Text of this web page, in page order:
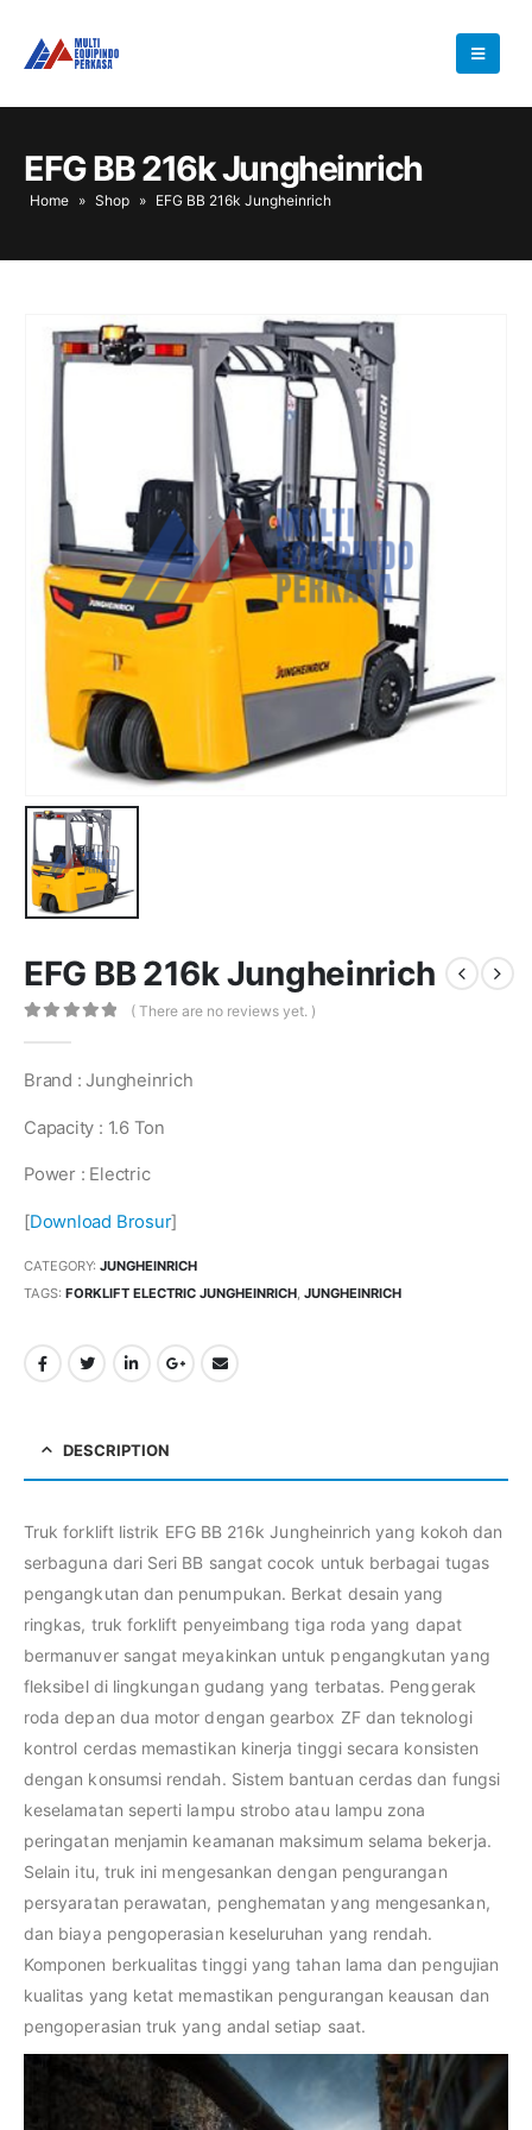
EFG BB 216k Jungheinrich
Home » Shop » EFG BB 216k Jungheinrich
EFG BB 216k Jungheinrich
( There are no reviews yet. )
Brand : Jungheinrich
Capacity : 1.6 Ton
Power : Electric
[Download Brosur]
CATEGORY: JUNGHEINRICH
TAGS: FORKLIFT ELECTRIC JUNGHEINRICH, JUNGHEINRICH
DESCRIPTION
Truk forklift listrik EFG BB 216k Jungheinrich yang kokoh dan
serbaguna dari Seri BB sangat cocok untuk berbagai tugas
pengangkutan dan penumpukan. Berkat desain yang
ringkas, truk forklift penyeimbang tiga roda yang dapat
bermanuver sangat meyakinkan untuk pengangkutan yang
fleksibel di lingkungan gudang yang terbatas. Penggerak
roda depan dua motor dengan gearbox ZF dan teknologi
kontrol cerdas memastikan kinerja tinggi secara konsisten
dengan konsumsi rendah. Sistem bantuan cerdas dan fungsi
keselamatan seperti lampu strobo atau lampu zona
peringatan menjamin keamanan maksimum selama bekerja.
Selain itu, truk ini mengesankan dengan pengurangan
persyaratan perawatan, penghematan yang mengesankan,
dan biaya pengoperasian keseluruhan yang rendah.
Komponen berkualitas tinggi yang tahan lama dan pengujian
kualitas yang ketat memastikan pengurangan keausan dan
pengoperasian truk yang andal setiap saat.